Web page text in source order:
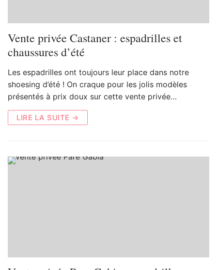
Vente privée Castaner : espadrilles et
chaussures d’été
Les espadrilles ont toujours leur place dans notre
shoesing d’été ! On craque pour les jolis modèles
présentés à prix doux sur cette vente privée…
LIRE LA SUITE →